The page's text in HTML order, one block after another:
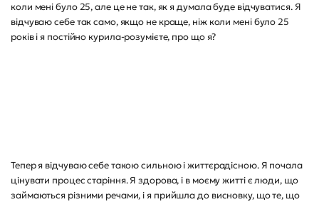
коли мені було 25, але це не так, як я думала буде відчуватися. Я
відчуваю себе так само, якщо не краще, ніж коли мені було 25
років і я постійно курила-розумієте, про що я?
Тепер я відчуваю себе такою сильною і життєрадісною. Я почала
цінувати процес старіння. Я здорова, і в моєму житті є люди, що
займаються різними речами, і я прийшла до висновку, що те, що